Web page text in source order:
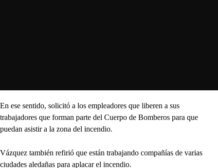
En ese sentido, solicitó a los empleadores que liberen a sus
trabajadores que forman parte del Cuerpo de Bomberos para que
puedan asistir a la zona del incendio.
Vázquez también refirió que están trabajando compañías de varias
ciudades aledañas para aplacar el incendio.